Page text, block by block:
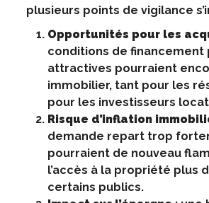
plusieurs points de vigilance
Opportunités pour les
conditions de financement
attractives pourraient
immobilier, tant pour les
pour les investisseurs
Risque d’inflation
demande repart trop
pourraient de nouveau
l’accès à la propriété plus
certains publics.